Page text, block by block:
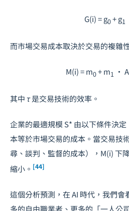
G(i) = g0+ g1
而市場交易成本取決於交易的複雜
M(i) = m0+ m1 ·
其中τ是交易技術的效率。
企業的最適規模S* 由以下條件決
本等於市場交易的成本。當交易技
尋、談判、監督的成本）， M(i)下
縮小。 [44]
這個分析預測，在 AI 時代，我們
多的自由職業者、更多的「一人